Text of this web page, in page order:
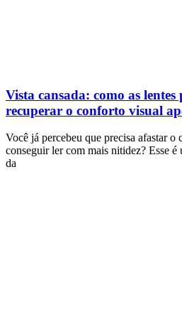
Vista cansada: como as
recuperar o conforto visual
Você já percebeu que precisa afastar
conseguir ler com mais nitidez? Esse é
da